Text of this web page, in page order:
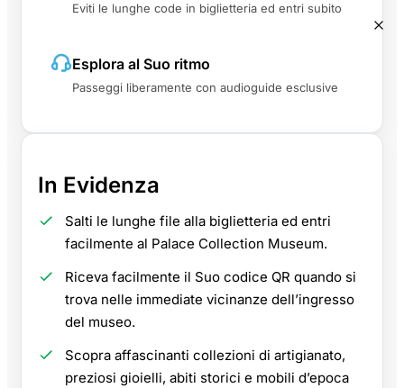
Eviti le lunghe code in biglietteria ed entri subito
Esplora al Suo ritmo
Passeggi liberamente con audioguide esclusive
In Evidenza
Salti le lunghe file alla biglietteria ed entri
facilmente al Palace Collection Museum.
Riceva facilmente il Suo codice QR quando si
trova nelle immediate vicinanze dell’ingresso
del museo.
Scopra affascinanti collezioni di artigianato,
preziosi gioielli, abiti storici e mobili d’epoca